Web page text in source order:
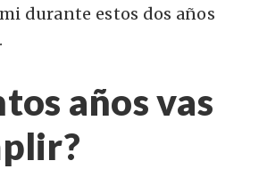
durante estos dos años
años vas